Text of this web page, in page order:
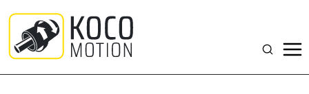
Inhalt
springen
Suchen